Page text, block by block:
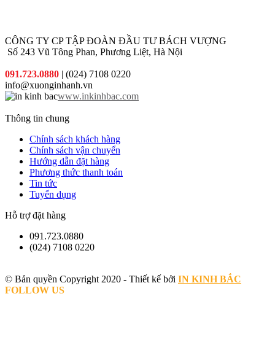
CÔNG TY CP TẬP ĐOÀN ĐẦU TƯ BÁCH VƯỢNG
Số 243 Vũ Tông Phan, Phương Liệt, Hà Nội
091.723.0880 | (024) 7108 0220
info@xuonginhanh.vn
www.inkinhbac.com
Thông tin chung
Chính sách khách hàng
Chính sách vận chuyển
Hướng dẫn đặt hàng
Phương thức thanh toán
Tin tức
Tuyển dụng
Hỗ trợ đặt hàng
091.723.0880
(024) 7108 0220
© Bản quyền Copyright 2020 - Thiết kế bởi IN KINH BẮC
FOLLOW US